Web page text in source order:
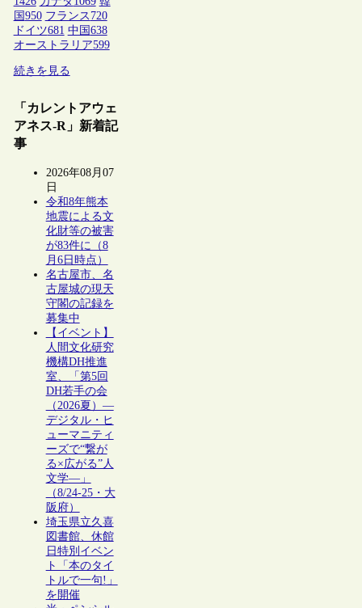
国 950 フランス 720
ドイツ681 中国 638
オーストラリア599
続きを見る
「カレントアウェ
アネス-R」新着記
事
2026年08月07
日
令和8年熊本
地震による文
化財等の被害
が83件に（8
月6日時点）
名古屋市、名
古屋城の現天
守閣の記録を
募集中
【イベント】
人間文化研究
機構DH推進
室、「第5回
DH若手の会
（2026夏）―
デジタル・ヒ
ューマニティ
ーズで“繋が
る×広がる”人
文学―」
（8/24-25・大
阪府）
埼玉県立久喜
図書館、休館
日特別イベン
ト「本のタイ
トルで一句!」
を開催